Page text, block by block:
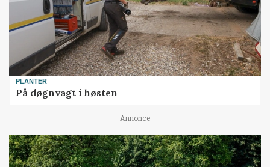
PLANTER
På døgnvagt i høsten
Annonce